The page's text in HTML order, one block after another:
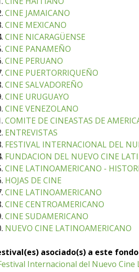
CINE JAMAICANO
CINE MEXICANO
CINE NICARAGÜENSE
CINE PANAMEÑO
CINE PERUANO
CINE PUERTORRIQUEÑO
CINE SALVADOREÑO
CINE URUGUAYO
CINE VENEZOLANO
COMITE DE CINEASTAS DE
ENTREVISTAS
FESTIVAL INTERNACIONAL DEL
FUNDACION DEL NUEVO CINE
CINE LATINOAMERICANO -
HOJAS DE CINE
CINE LATINOAMERICANO
CINE CENTROAMERICANO
CINE SUDAMERICANO
NUEVO CINE LATINOAMERICANO
asociado(s) a este fondo
Internacional del Nuevo